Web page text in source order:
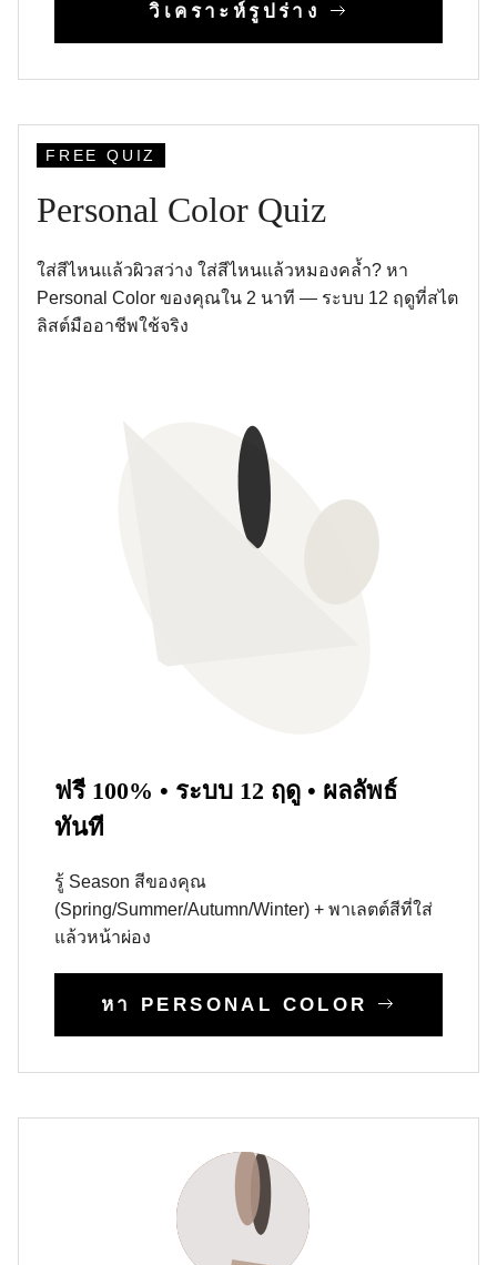
วิเคราะห์รูปร่าง
FREE QUIZ
Personal Color Quiz
ใส่สีไหนแล้วผิวสว่าง ใส่สีไหนแล้วหมองคล้ำ? หา
Personal Color ของคุณใน 2 นาที — ระบบ 12 ฤดูที่สไต
ลิสต์มืออาชีพใช้จริง
ฟรี 100% • ระบบ 12 ฤดู • ผลลัพธ์
ทันที
รู้ Season สีของคุณ
(Spring/Summer/Autumn/Winter) + พาเลตต์สีที่ใส่
แล้วหน้าผ่อง
หา PERSONAL COLOR